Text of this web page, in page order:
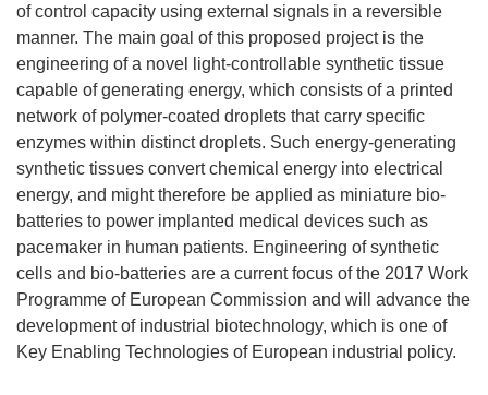
of control capacity using external signals in a reversible
manner. The main goal of this proposed project is the
engineering of a novel light-controllable synthetic tissue
capable of generating energy, which consists of a printed
network of polymer-coated droplets that carry specific
enzymes within distinct droplets. Such energy-generating
synthetic tissues convert chemical energy into electrical
energy, and might therefore be applied as miniature bio-
batteries to power implanted medical devices such as
pacemaker in human patients. Engineering of synthetic
cells and bio-batteries are a current focus of the 2017 Work
Programme of European Commission and will advance the
development of industrial biotechnology, which is one of